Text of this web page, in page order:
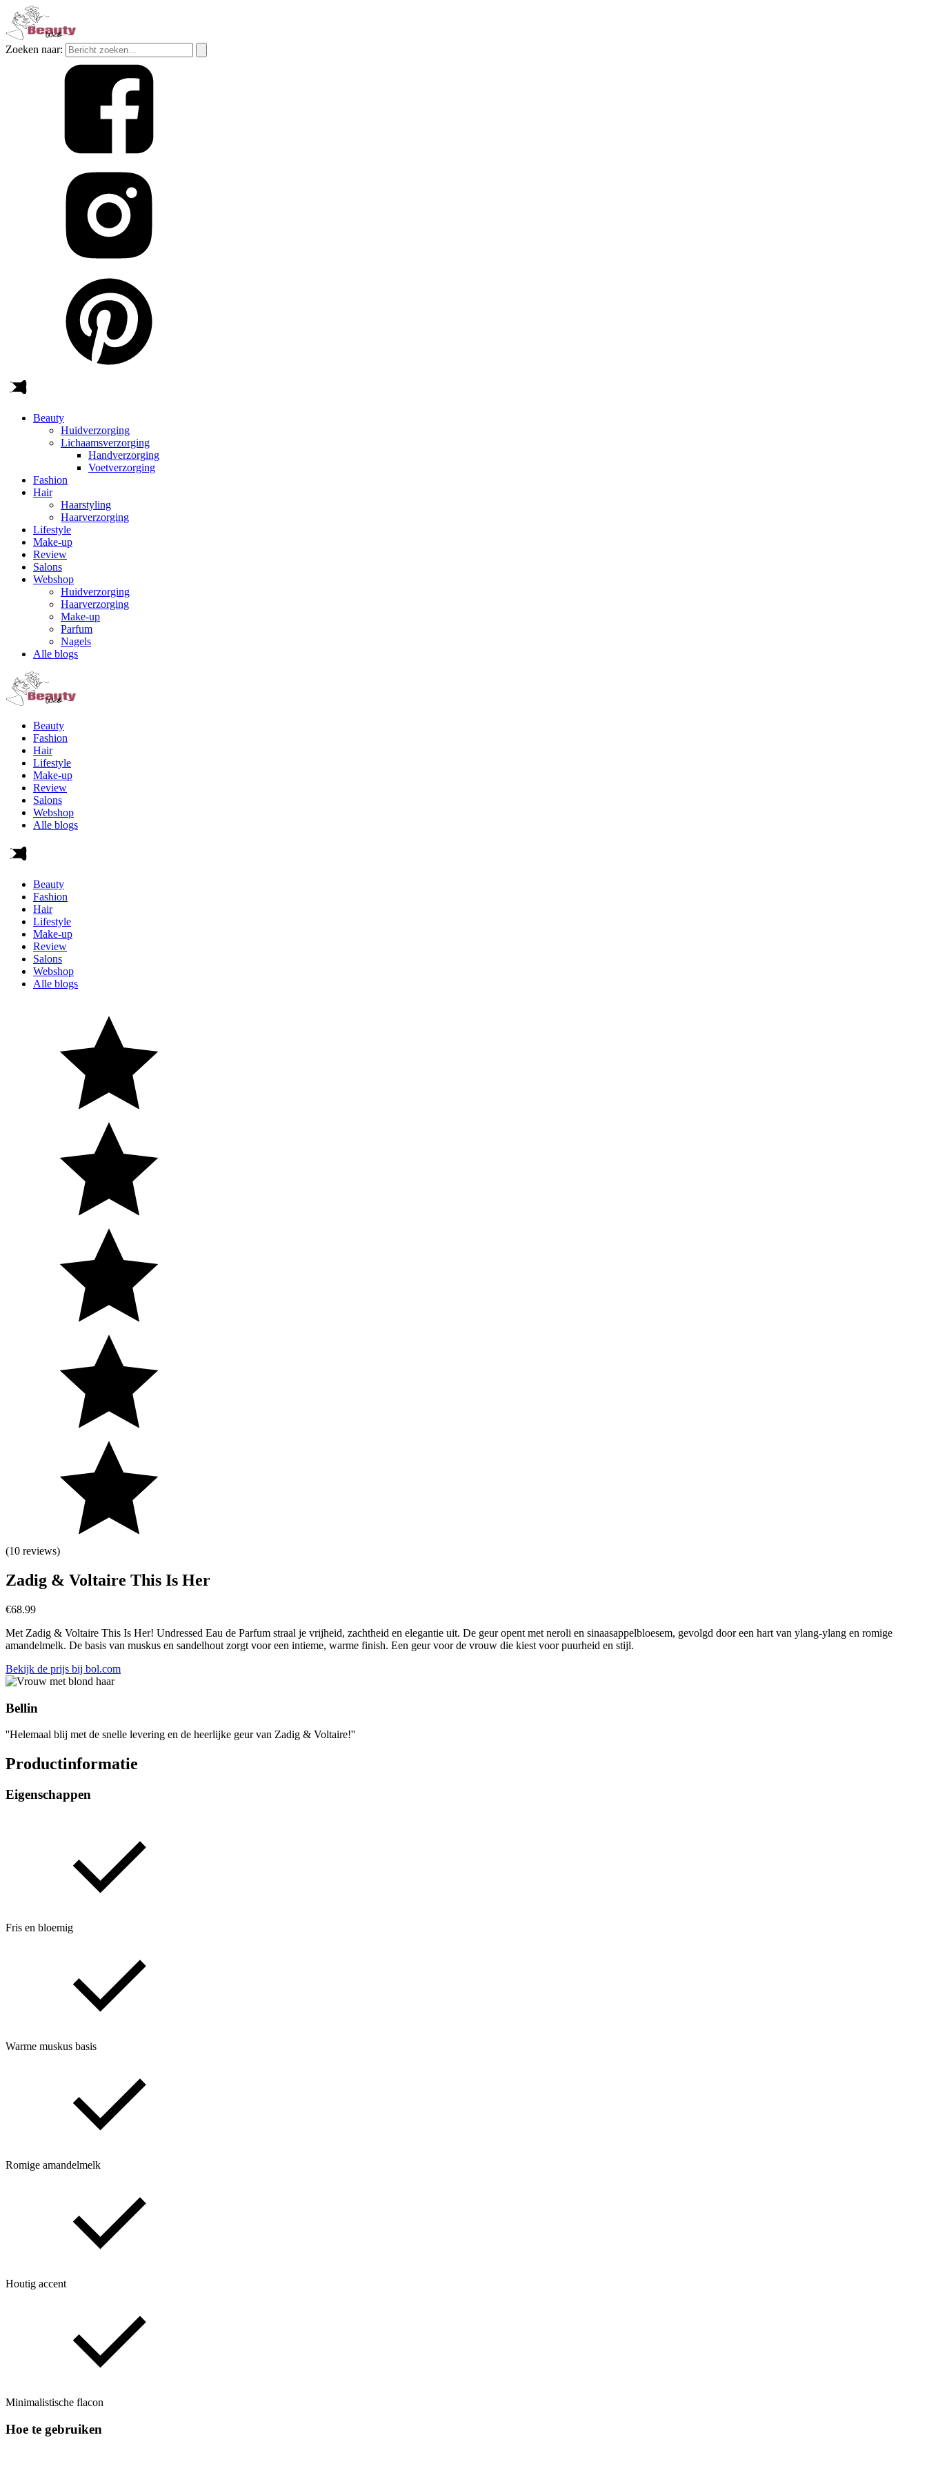
Zoeken naar:
Beauty
Huidverzorging
Lichaamsverzorging
Handverzorging
Voetverzorging
Fashion
Hair
Haarstyling
Haarverzorging
Lifestyle
Make-up
Review
Salons
Webshop
Huidverzorging
Haarverzorging
Make-up
Parfum
Nagels
Alle blogs
Beauty
Fashion
Hair
Lifestyle
Make-up
Review
Salons
Webshop
Alle blogs
Beauty
Fashion
Hair
Lifestyle
Make-up
Review
Salons
Webshop
Alle blogs
(10 reviews)
Zadig & Voltaire This Is Her
€68.99
Met Zadig & Voltaire This Is Her! Undressed Eau de Parfum straal je vrijheid, zachtheid en elegantie uit. De geur opent met neroli en sinaasappelbloesem, gevolgd door een hart van ylang-ylang en romige
amandelmelk. De basis van muskus en sandelhout zorgt voor een intieme, warme finish. Een geur voor de vrouw die kiest voor puurheid en stijl.
Bekijk de prijs bij bol.com
Bellin
''Helemaal blij met de snelle levering en de heerlijke geur van Zadig & Voltaire!''
Productinformatie
Eigenschappen
Fris en bloemig
Warme muskus basis
Romige amandelmelk
Houtig accent
Minimalistische flacon
Hoe te gebruiken